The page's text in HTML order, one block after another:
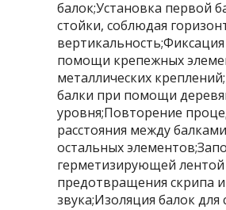
балок;Установка первой
стойки, соблюдая
помощи крепежных
металлических
балки при помощи
уровня;Повторение
расстояния между
остальных
герметизирующей лентой
предотвращения скрипа
звука;Изоляция балок для